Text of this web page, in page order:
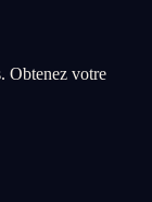
Obtenez votre